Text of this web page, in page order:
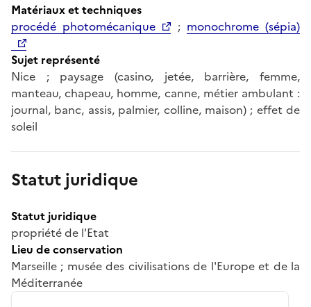
Matériaux et techniques
procédé photomécanique
; monochrome (sépia)
Sujet représenté
Nice ; paysage (casino, jetée, barrière, femme,
manteau, chapeau, homme, canne, métier ambulant :
journal, banc, assis, palmier, colline, maison) ; effet de
soleil
Statut juridique
Statut juridique
propriété de l'Etat
Lieu de conservation
Marseille ; musée des civilisations de l'Europe et de la
Méditerranée